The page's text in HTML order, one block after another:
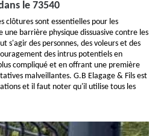
le 73540
clôtures sont essentielles pour les
barrière physique dissuasive contre les
s'agir des personnes, des voleurs et des
des intrus potentiels en
compliqué et en offrant une première
malveillantes. G.B Elagage & Fils est
et il faut noter qu'il utilise tous les